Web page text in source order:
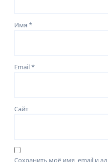
Имя*
Email*
Сайт
Сохранить моё имя, email и